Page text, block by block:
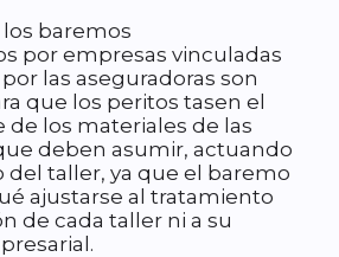
baremos
por empresas vinculadas
las aseguradoras son
que los peritos tasen el
de los materiales de las
deben asumir, actuando
taller, ya que el baremo
ajustarse al tratamiento
de cada taller ni a su